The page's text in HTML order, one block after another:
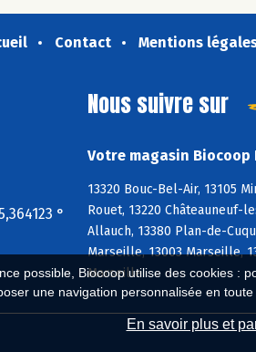
possible, Biocoop utilise des cookies
une navigation personnalisée en
En savoir plus et
Contact Mentions
°
Nous suivre sur
Votre magasin Biocoop
13320 Bouc-Bel-Air, 13105
Rouet, 13220 Châteauneuf-
Allauch, 13380 Plan-de-
Marseille, 13003 Marseille,
Marseille